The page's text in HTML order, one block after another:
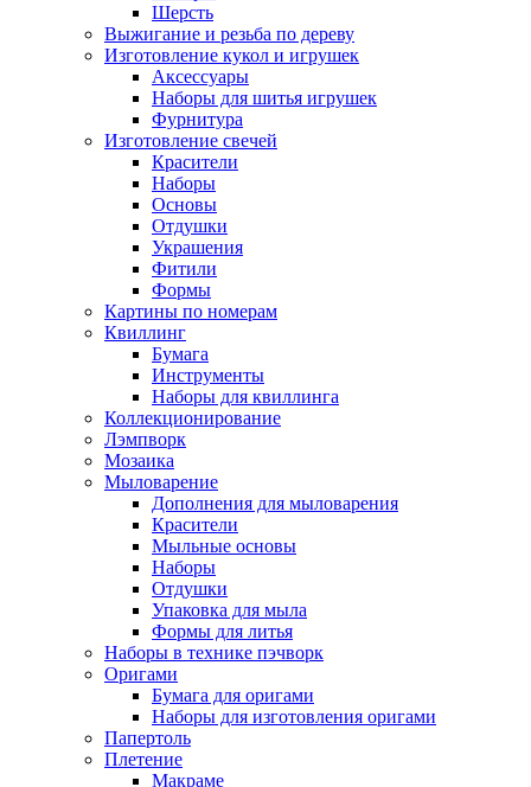
Шерсть
Выжигание и резьба по дереву
Изготовление кукол и игрушек
Аксессуары
Наборы для шитья игрушек
Фурнитура
Изготовление свечей
Красители
Наборы
Основы
Отдушки
Украшения
Фитили
Формы
Картины по номерам
Квиллинг
Бумага
Инструменты
Наборы для квиллинга
Коллекционирование
Лэмпворк
Мозаика
Мыловарение
Дополнения для мыловарения
Красители
Мыльные основы
Наборы
Отдушки
Упаковка для мыла
Формы для литья
Наборы в технике пэчворк
Оригами
Бумага для оригами
Наборы для изготовления оригами
Папертоль
Плетение
Макраме